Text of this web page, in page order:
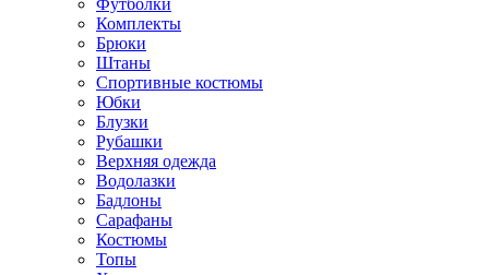
Комплекты
Брюки
Штаны
Спортивные костюмы
Юбки
Блузки
Рубашки
Верхняя одежда
Водолазки
Бадлоны
Сарафаны
Костюмы
Топы